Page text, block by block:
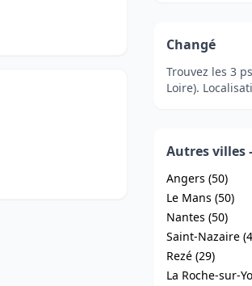
Changé
Trouvez les 3
Loire).
Autres villes
Angers (50)
Le Mans (50)
Nantes (50)
Saint-Nazaire
Rezé (29)
La Roche-sur-